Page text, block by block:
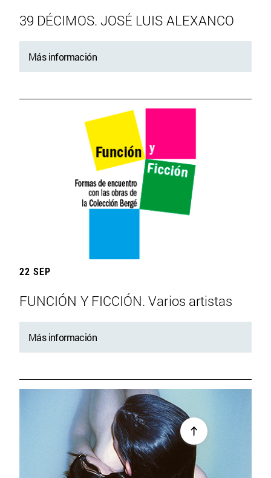
39 DÉCIMOS. JOSÉ LUIS ALEXANCO
Más información
22 SEP
FUNCIÓN Y FICCIÓN. Varios artistas
Más información